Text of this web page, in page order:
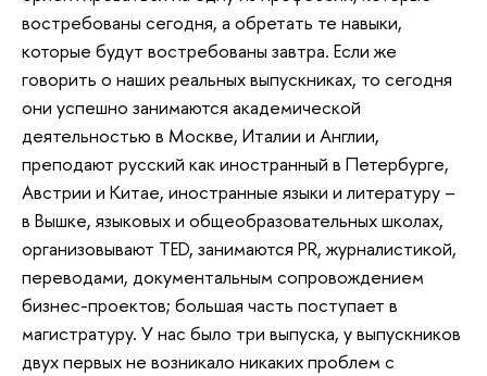
востребованы сегодня, а обретать те навыки,
которые будут востребованы завтра. Если же
говорить о наших реальных выпускниках, то сегодня
они успешно занимаются академической
деятельностью в Москве, Италии и Англии,
преподают русский как иностранный в Петербурге,
Австрии и Китае, иностранные языки и литературу –
в Вышке, языковых и общеобразовательных школах,
организовывают TED, занимаются PR, журналистикой,
переводами, документальным сопровождением
бизнес-проектов; большая часть поступает в
магистратуру. У нас было три выпуска, у выпускников
двух первых не возникало никаких проблем с